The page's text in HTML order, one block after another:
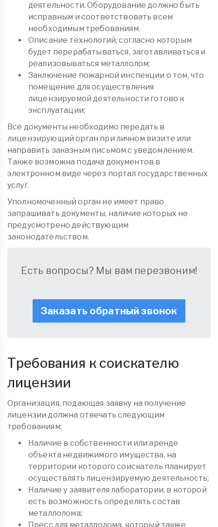
деятельности. Оборудование должно быть
исправным и соответствовать всем
необходимым требованиям.
Описание технологий, согласно которым
будет перерабатываться, заготавливаться и
реализовываться металлолом;
Заключение пожарной инспекции о том, что
помещение для осуществления
лицензируемой деятельности готово к
эксплуатации;
Все документы необходимо передать в
лицензирующий орган при личном визите или
направить заказным письмом с уведомлением.
Также возможна подача документов в
электронном виде через портал государственных
услуг.
Уполномоченный орган не имеет право
запрашивать документы, наличие которых не
предусмотрено действующим
законодательством.
Есть вопросы? Мы вам перезвоним!
Заказать обратный звонок
Требования к соискателю
лицензии
Организация, подающая заявку на получение
лицензии должна отвечать следующим
требованиям:
Наличие в собственности или аренде
объекта недвижимого имущества, на
территории которого соискатель планирует
осуществлять лицензируемую деятельность;
Наличие у заявителя лаборатории, в которой
есть возможность определять состав
металлолома;
Пресс для металлолома, который также